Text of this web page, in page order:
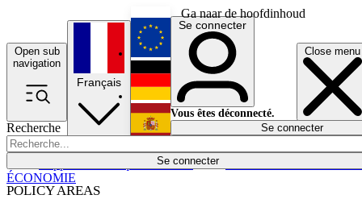
Ga naar de hoofdinhoud
Open sub
navigation
Close menu
Recherche
Se connecter
POLICY AREAS
Économie
Français
English
Deutsch
Español
Se connecter
Vous êtes déconnecté.
Se connecter
ÉCONOMIE